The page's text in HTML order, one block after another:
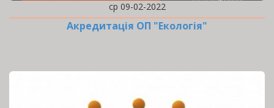
ср 09-02-2022
Акредитація ОП "Екологія"